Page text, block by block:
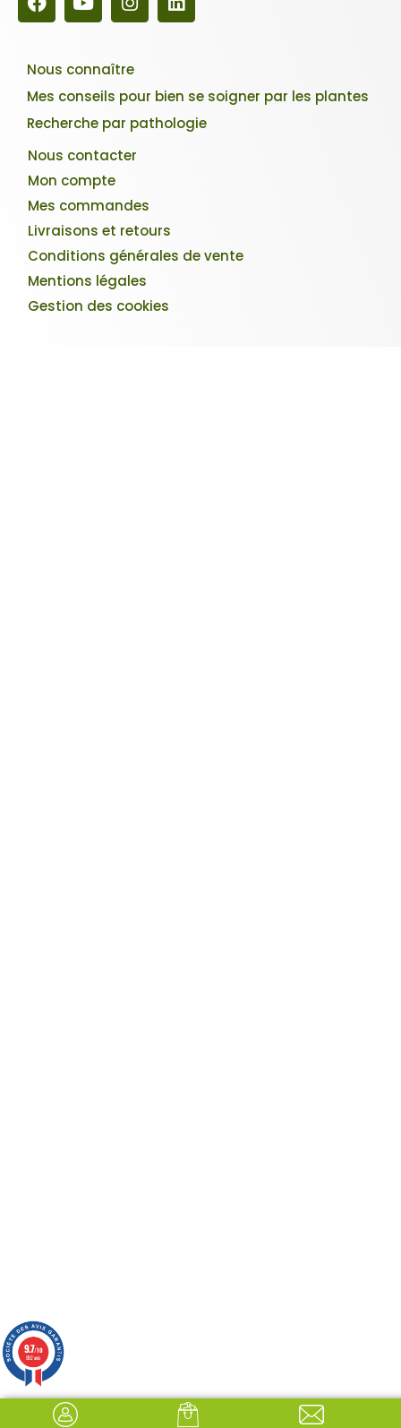
Nous connaître
Mes conseils pour bien se soigner par les plantes
Recherche par pathologie
Nous contacter
Mon compte
Mes commandes
Livraisons et retours
Conditions générales de vente
Mentions légales
Gestion des cookies
9.7/10
982 avis